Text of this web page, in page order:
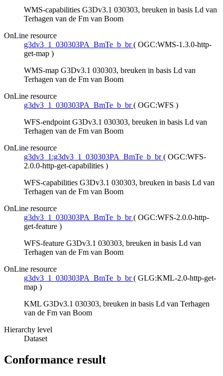
WMS-capabilities G3Dv3.1 030303, breuken in basis Ld van
Terhagen van de Fm van Boom
OnLine resource
g3dv3_1_030303PA_BmTe_b_br ( OGC:WMS-1.3.0-http-
get-map )
WMS-map G3Dv3.1 030303, breuken in basis Ld van
Terhagen van de Fm van Boom
OnLine resource
g3dv3_1_030303PA_BmTe_b_br ( OGC:WFS )
WFS-endpoint G3Dv3.1 030303, breuken in basis Ld van
Terhagen van de Fm van Boom
OnLine resource
g3dv3_1:g3dv3_1_030303PA_BmTe_b_br ( OGC:WFS-
2.0.0-http-get-capabilities )
WFS-capabilities G3Dv3.1 030303, breuken in basis Ld van
Terhagen van de Fm van Boom
OnLine resource
g3dv3_1_030303PA_BmTe_b_br ( OGC:WFS-2.0.0-http-
get-feature )
WFS-feature G3Dv3.1 030303, breuken in basis Ld van
Terhagen van de Fm van Boom
OnLine resource
g3dv3_1_030303PA_BmTe_b_br ( GLG:KML-2.0-http-get-
map )
KML G3Dv3.1 030303, breuken in basis Ld van Terhagen
van de Fm van Boom
Hierarchy level
Dataset
Conformance result